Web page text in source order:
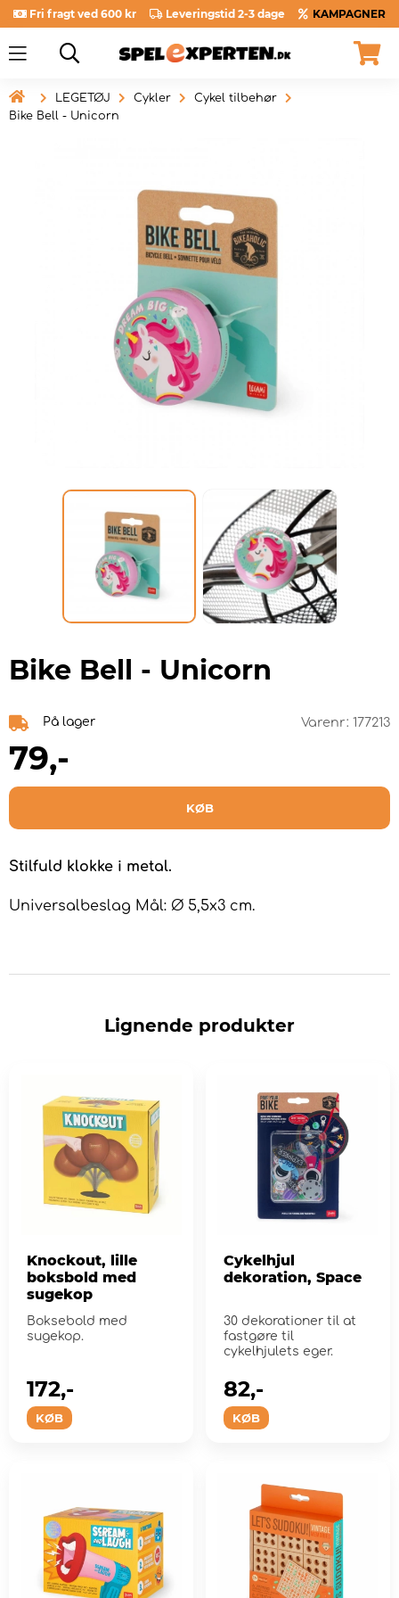
Fri fragt ved 600 kr Leveringstid 2-3 dage KAMPAGNER
 LEGETØJ Cykler
Cykel tilbehør
Bike Bell - Unicorn
Bike Bell - Unicorn
På lager Varenr: 177213
79,-
KØB
Stilfuld klokke i metal.
Universalbeslag Mål: Ø 5,5x3 cm.
Lignende produkter
Knockout, lille
boksbold med
sugekop
Boksebold med
sugekop.
KØB
172,-
Cykelhjul
dekoration, Space
30 dekorationer til at
fastgøre til
cykelhjulets eger.
KØB
82,-